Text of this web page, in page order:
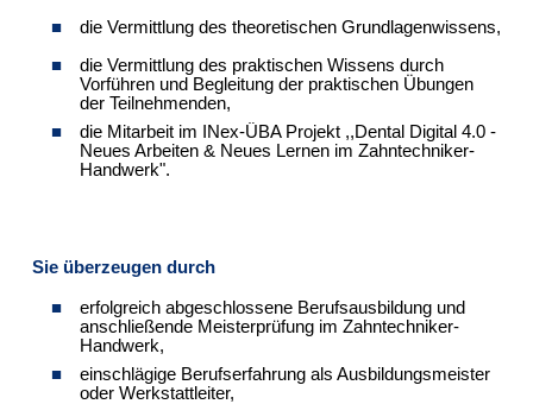
die Vermittlung des theoretischen Grundlagenwissens,
die Vermittlung des praktischen Wissens durch
Vorführen und Begleitung der praktischen Übungen
der Teilnehmenden,
die Mitarbeit im INex-ÜBA Projekt ,,Dental Digital 4.0 -
Neues Arbeiten & Neues Lernen im Zahntechniker-
Handwerk".
Sie überzeugen durch
erfolgreich abgeschlossene Berufsausbildung und
anschließende Meisterprüfung im Zahntechniker-
Handwerk,
einschlägige Berufserfahrung als Ausbildungsmeister
oder Werkstattleiter,